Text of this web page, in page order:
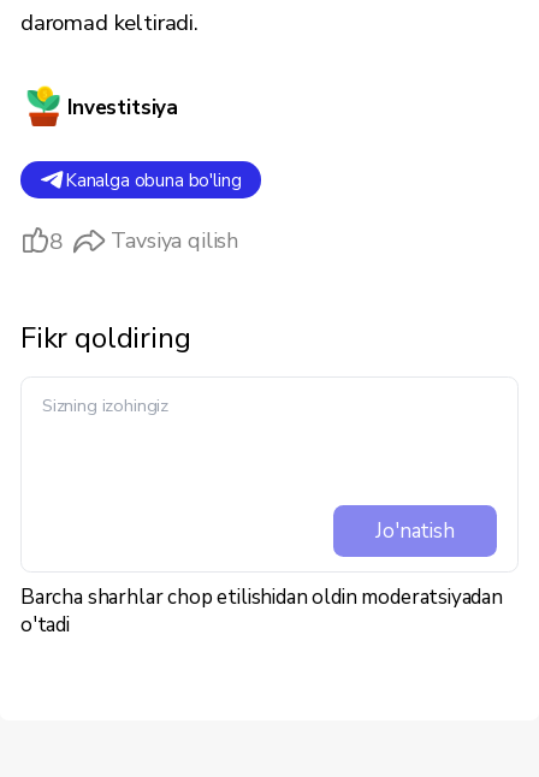
daromad keltiradi.
Investitsiya
Kanalga obuna bo'ling
8 Tavsiya qilish
Fikr qoldiring
Jo'natish
Barcha sharhlar chop etilishidan oldin moderatsiyadan
o'tadi